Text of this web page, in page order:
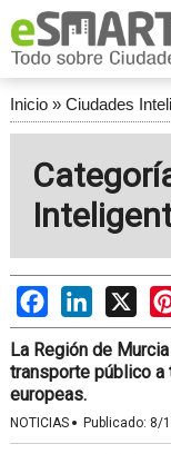
Inicio» Ciudades
FacebookLinkedIn
X
La Región de
transporte público
europeas.
NOTICIAS · Publicado: 8/